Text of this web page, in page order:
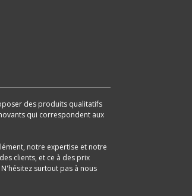
des produits qualitatifs
qui correspondent aux
notre expertise et notre
clients, et ce à des prix
surtout pas à nous